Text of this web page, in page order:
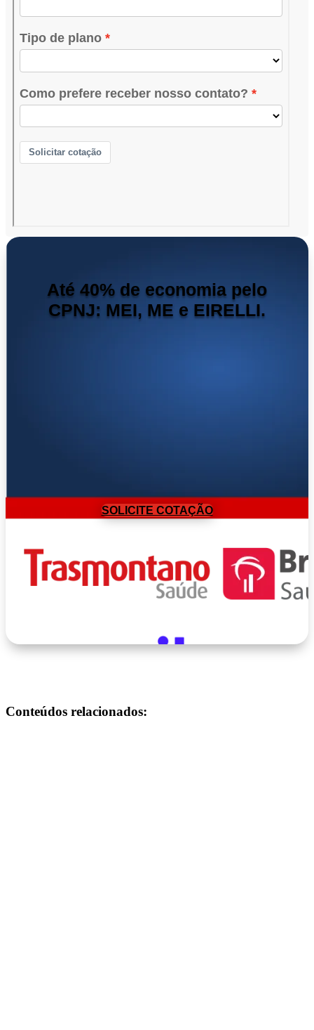
Até 40% de economia pelo
CPNJ: MEI, ME e EIRELLI.
SOLICITE COTAÇÃO
Conteúdos relacionados: